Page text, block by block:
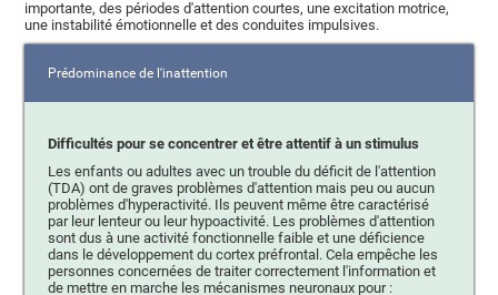
importante, des périodes d'attention courtes, une excitation motrice,
une instabilité émotionnelle et des conduites impulsives.
Prédominance de l'inattention
Difficultés pour se concentrer et être attentif à un stimulus
Les enfants ou adultes avec un trouble du déficit de l'attention
(TDA) ont de graves problèmes d'attention mais peu ou aucun
problèmes d'hyperactivité. Ils peuvent même être caractérisé
par leur lenteur ou leur hypoactivité. Les problèmes d'attention
sont dus à une activité fonctionnelle faible et une déficience
dans le développement du cortex préfrontal. Cela empêche les
personnes concernées de traiter correctement l'information et
de mettre en marche les mécanismes neuronaux pour :